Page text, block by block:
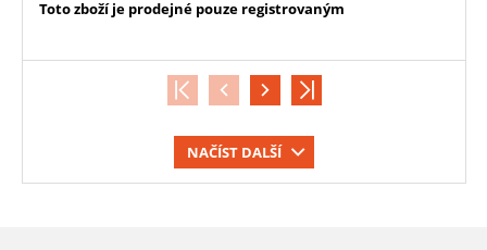
Toto zboží je prodejné pouze registrovaným
NAČÍST DALŠÍ